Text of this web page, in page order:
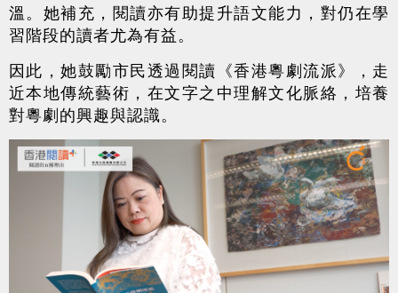
溫。她補充，閱讀亦有助提升語文能力，對仍在學
習階段的讀者尤為有益。
因此，她鼓勵市民透過閱讀《香港粵劇流派》，走
近本地傳統藝術，在文字之中理解文化脈絡，培養
對粵劇的興趣與認識。